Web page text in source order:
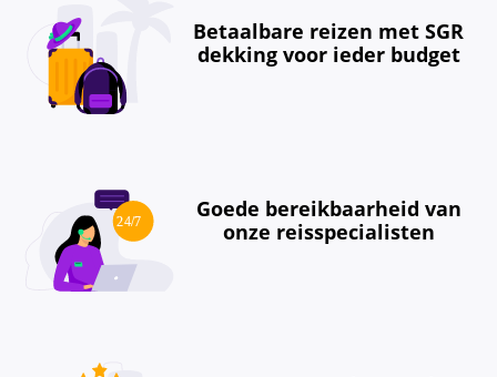
Betaalbare reizen met SGR
dekking voor ieder budget
Goede bereikbaarheid van
onze reisspecialisten